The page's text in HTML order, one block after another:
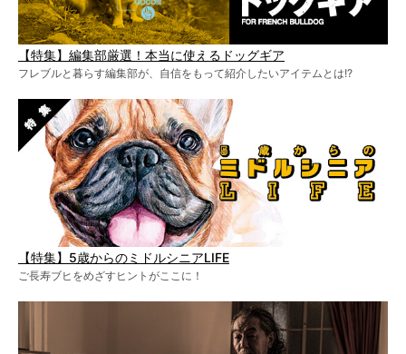
【特集】編集部厳選！本当に使えるドッグギア
フレブルと暮らす編集部が、自信をもって紹介したいアイテムとは!?
【特集】5歳からのミドルシニアLIFE
ご長寿ブヒをめざすヒントがここに！